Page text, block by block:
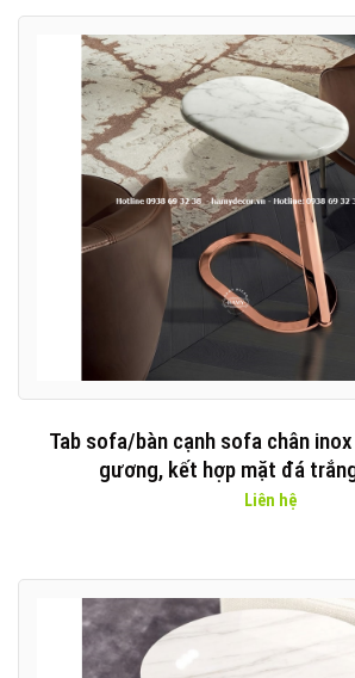
Tab sofa/bàn cạnh sofa chân
gương, kết hợp mặt đá
Liên hệ